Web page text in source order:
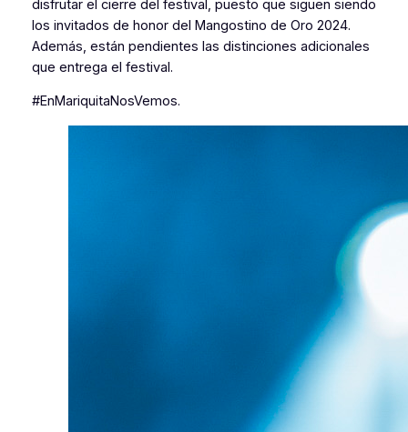
disfrutar el cierre del festival, puesto que siguen siendo
los invitados de honor del Mangostino de Oro 2024.
Además, están pendientes las distinciones adicionales
que entrega el festival.
#EnMariquitaNosVemos.